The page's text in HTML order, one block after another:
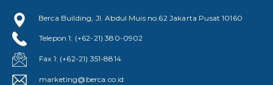
Berca Building, Jl. Abdul Muis no.62 Jakarta Pusat 10160
Telepon 1: (+62-21) 380-0902
Fax 1: (+62-21) 351-8814
marketing@berca.co.id